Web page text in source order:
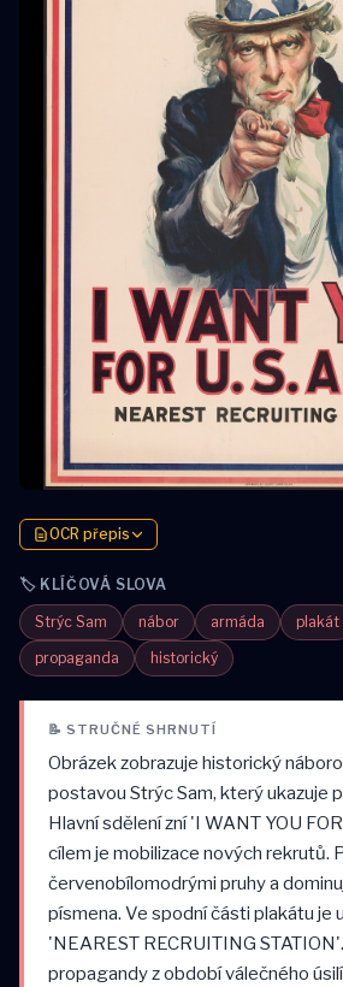
OCR přepis
🏷️ KLÍČOVÁ SLOVA
Strýc Sam nábor armáda plakát
propaganda
historický
📝 STRUČNÉ SHRNUTÍ
Obrázek zobrazuje historický
postavou Strýc Sam, který ukazuje
Hlavní sdělení zní 'I WANT YOU
cílem je mobilizace nových rekrutů.
červenobílomodrými pruhy a
písmena. Ve spodní části plakátu je
'NEAREST RECRUITING
propagandy z období válečného